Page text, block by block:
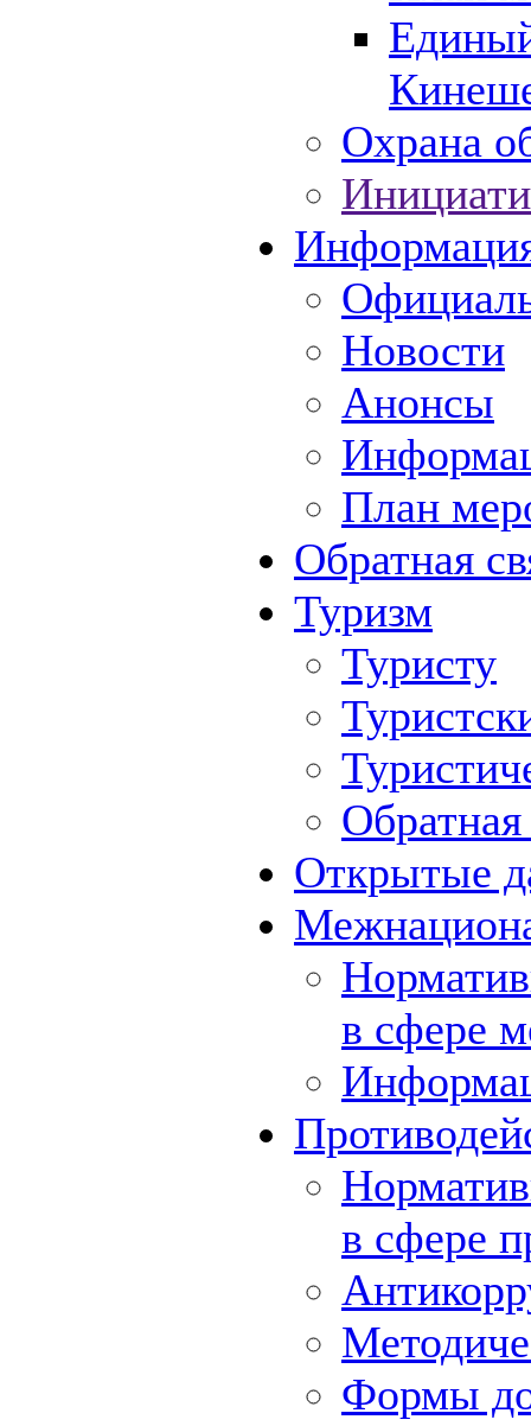
Охрана
Новости
Анонсы
План
Обратная
Туризм
Туристу
Обратная
Открытые
в сфере
в сфере
Формы